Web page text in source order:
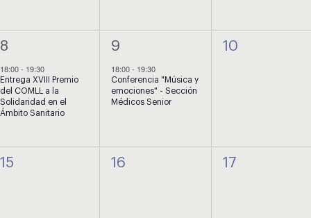
1
evento,
8
18:00- 19:30
Entrega XVIII Premio
del COMLL a la
Solidaridad en el
Ámbito Sanitario
1
evento,
9
18:00- 19:30
Conferencia "Música y
emociones" - Sección
Médicos Senior
0
10
0
15
0
16
0
17